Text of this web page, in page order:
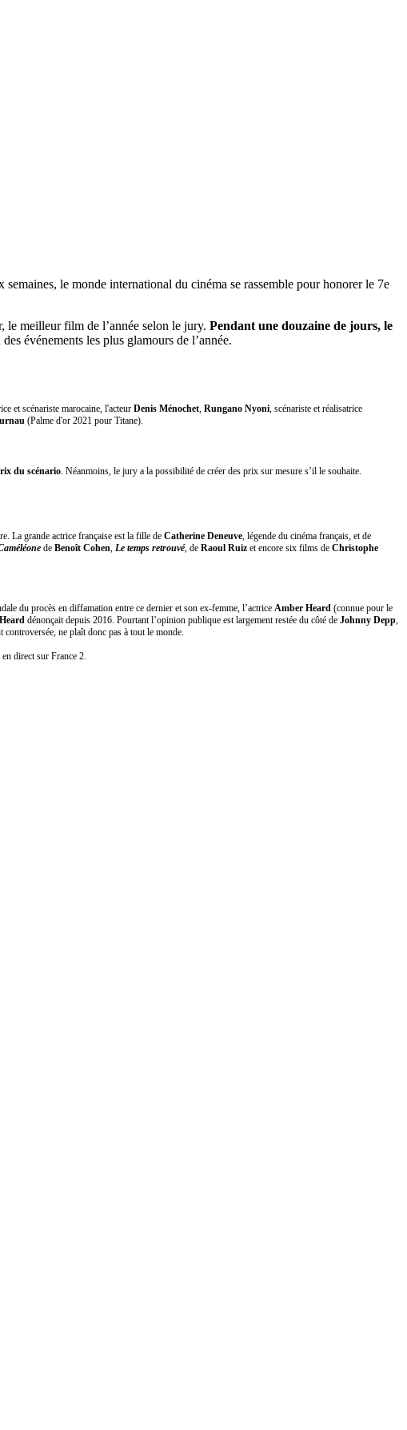
le monde international du cinéma se rassemble pour honorer le 7e
le meilleur film de l’année selon le jury. Pendant une douzaine de jours, le
événements les plus glamours de l’année.
et scénariste marocaine, l'acteur Denis Ménochet, Rungano Nyoni, scénariste et réalisatrice
(Palme d'or 2021 pour Titane).
du scénario. Néanmoins, le jury a la possibilité de créer des prix sur mesure s’il le souhaite.
La grande actrice française est la fille de Catherine Deneuve, légende du cinéma français, et de
de Benoît Cohen, Le temps retrouvé, de Raoul Ruiz et encore six films de Christophe
du procès en diffamation entre ce dernier et son ex-femme, l’actrice Amber Heard (connue pour le
dénonçait depuis 2016. Pourtant l’opinion publique est largement restée du côté de Johnny Depp,
controversée, ne plaît donc pas à tout le monde.
direct sur France 2.